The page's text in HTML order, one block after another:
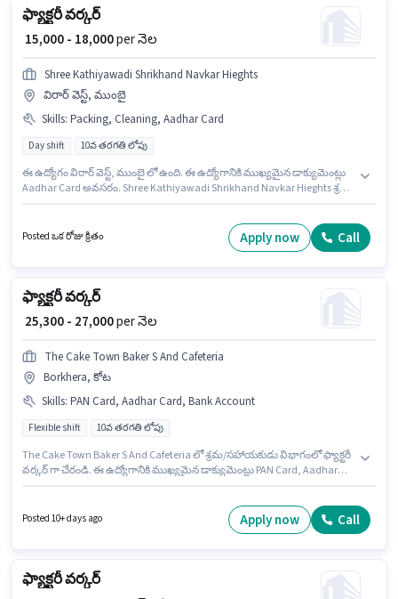
ఫ్యాక్టరీ వర్కర్
₹ 15,000 - 18,000per నెల
Shree Kathiyawadi Shrikhand Navkar Hieghts
విరార్ వెస్ట్, ముంబై
Skills: Packing, Cleaning, Aadhar Card
Day shift 10వ తరగతి లోపు
ఈ ఉద్యోగం విరార్ వెస్ట్, ముంబై లో ఉంది. ఈ ఉద్యోగానికి ముఖ్యమైన డాక్యుమెంట్లు
Aadhar Card అవసరం. Shree Kathiyawadi Shrikhand Navkar Hieghts శ్రమ/
లోపు అర్హత ఉన్న అభ్యర్థులు ఈ ఉద్యోగానికి అప్లై చేసుకోవచ్చు. ఈ ఉద్యోగానికి Fixed
Posted ఒక రోజు క్రితం Apply now Call
ఫ్యాక్టరీ వర్కర్
₹ 25,300 - 27,000per నెల
The Cake Town Baker S And Cafeteria
Borkhera, కోట
Skills: PAN Card, Aadhar Card, Bank Account
Flexible shift 10వ తరగతి లోపు
The Cake Town Baker S And Cafeteria లో శ్రమ/సహాయకుడు విభాగంలో ఫ్యాక్టరీ
వర్కర్ గా చేరండి. ఈ ఉద్యోగానికి ముఖ్యమైన డాక్యుమెంట్లు PAN Card, Aadhar
అందుబాటులో ఉంది. ఈ ఖాళీ Borkhera, కోట లో ఉంది. అదనపు Meal, PF,
Accomodation, Medical Benefits లు ఉద్యోగ స్థాయి మరియు కంపెనీ పాలసీలపై
Posted 10+ days ago Apply now Call
ఫ్యాక్టరీ వర్కర్